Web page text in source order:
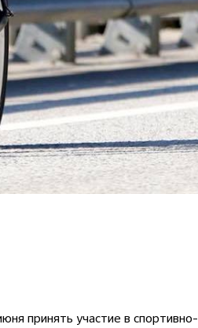
принять участие в спортивно-